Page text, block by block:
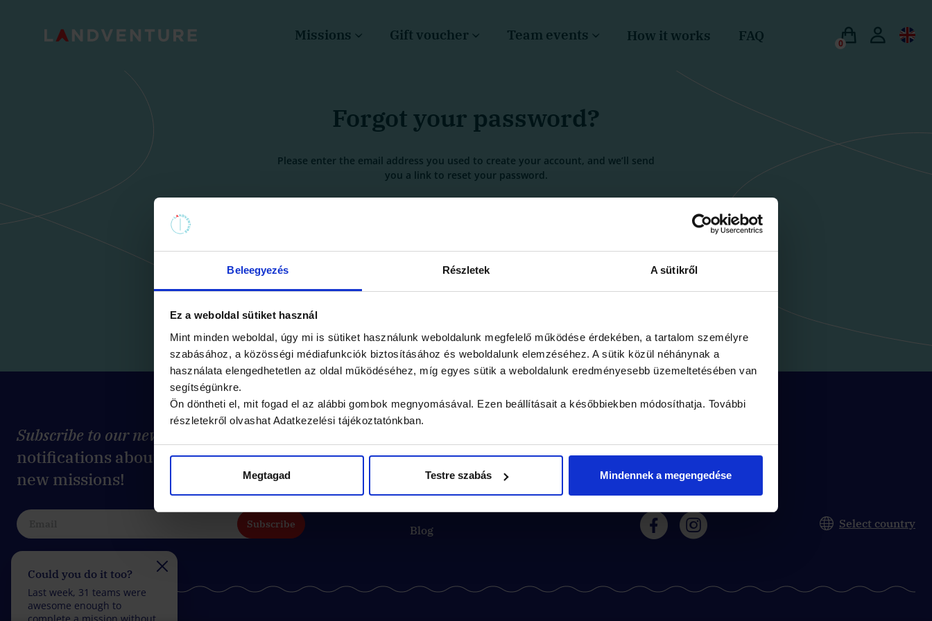
Beleegyezés Részletek A sütikről
Ez a weboldal sütiket használ
Mint minden weboldal, úgy mi is sütiket használunk weboldalunk megfelelő működése érdekében, a tartalom személyre
szabásához, a közösségi médiafunkciók biztosításához és weboldalunk elemzéséhez. A sütik közül néhánynak a
használata elengedhetetlen az oldal működéséhez, míg egyes sütik a weboldalunk eredményesebb üzemeltetésében van
segítségünkre.
Ön döntheti el, mit fogad el az alábbi gombok megnyomásával. Ezen beállításait a későbbiekben módosíthatja. További
részletekről olvashat Adatkezelési tájékoztatónkban.
Megtagad Testre szabás Mindennek a megengedése
Missions Gift voucher Team events How it works FAQ 0
Forgot your password?
Please enter the email address you used to create your account, and we’ll send
you a link to reset your password.
Subscribe to our newsletter
notifications about promotions and
new missions!
Subscribe
Program ideas
Blog
Follow us:
Select country
Could you do it too?
Last week, 31 teams were
awesome enough to
challenge?
Last week, 18 teams started